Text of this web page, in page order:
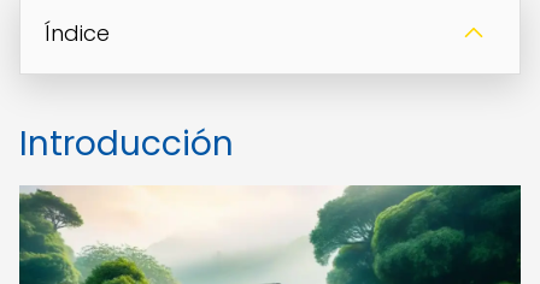
Índice
Introducción